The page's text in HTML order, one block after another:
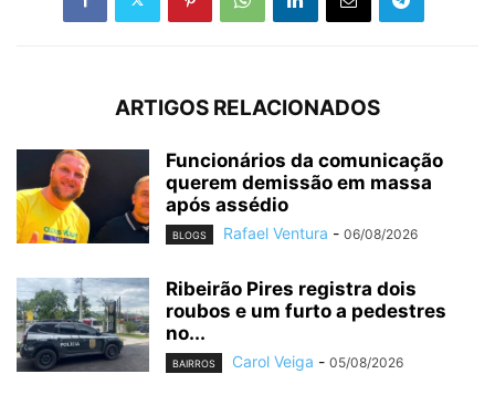
ARTIGOS RELACIONADOS
Funcionários da comunicação
querem demissão em massa
após assédio
BLOGS Rafael Ventura - 06/08/2026
Ribeirão Pires registra dois
roubos e um furto a pedestres
no...
BAIRROS Carol Veiga - 05/08/2026